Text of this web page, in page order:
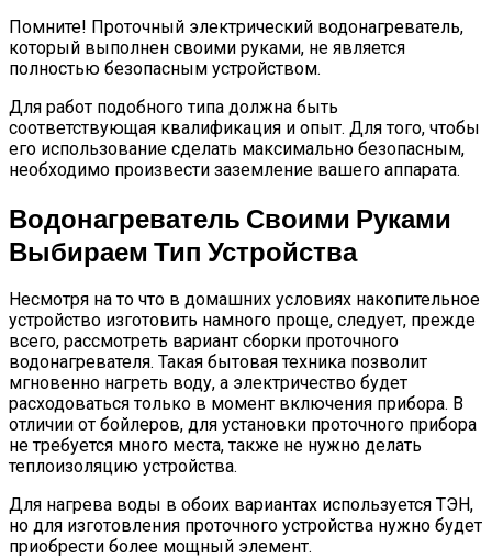
Помните! Проточный электрический водонагреватель,
который выполнен своими руками, не является
полностью безопасным устройством.
Для работ подобного типа должна быть
соответствующая квалификация и опыт. Для того, чтобы
его использование сделать максимально безопасным,
необходимо произвести заземление вашего аппарата.
Водонагреватель Своими Руками
Выбираем Тип Устройства
Несмотря на то что в домашних условиях накопительное
устройство изготовить намного проще, следует, прежде
всего, рассмотреть вариант сборки проточного
водонагревателя. Такая бытовая техника позволит
мгновенно нагреть воду, а электричество будет
расходоваться только в момент включения прибора. В
отличии от бойлеров, для установки проточного прибора
не требуется много места, также не нужно делать
теплоизоляцию устройства.
Для нагрева воды в обоих вариантах используется ТЭН,
но для изготовления проточного устройства нужно будет
приобрести более мощный элемент.